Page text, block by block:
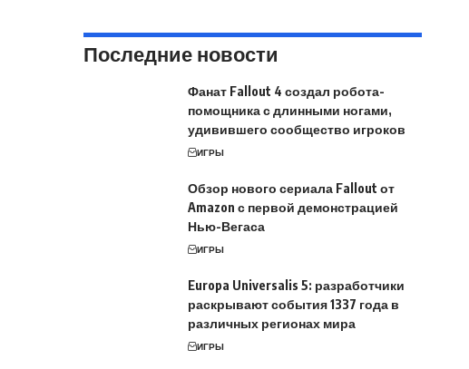
Последние новости
Фанат Fallout 4 создал робота-
помощника с длинными ногами,
удивившего сообщество игроков
ИГРЫ
Обзор нового сериала Fallout от
Amazon с первой демонстрацией
Нью-Вегаса
ИГРЫ
Europa Universalis 5: разработчики
раскрывают события 1337 года в
различных регионах мира
ИГРЫ